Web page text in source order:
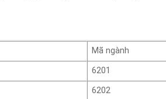
Mã ngành
6201
6202